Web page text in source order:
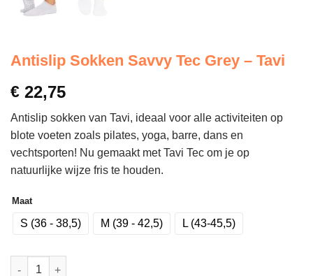
Antislip Sokken Savvy Tec Grey – Tavi
€ 22,75
Antislip sokken van Tavi, ideaal voor alle activiteiten op
blote voeten zoals pilates, yoga, barre, dans en
vechtsporten! Nu gemaakt met Tavi Tec om je op
natuurlijke wijze fris te houden.
Maat
S (36 - 38,5) M (39 - 42,5) L (43-45,5)
Antislip Sokken Savvy Tec Grey - Tavi aantal